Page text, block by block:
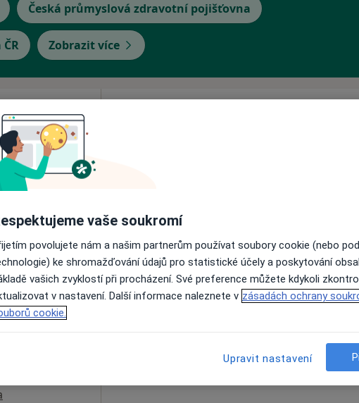
Česká průmyslová zdravotní pojišťovna
Zobrazit více
Petrlík Dnes Zítra Po
10 Srpen
Út
11
Online rezervace termínu není k
vaše soukromí
povolujete nám a našim partnerům používat soubory cookie (nebo
ke shromažďování údajů pro statistické účely a poskytování
vašich zvyklostí při procházení. Své preference můžete kdykoli
v nastavení. Další informace naleznete v zásadách ochrany
cookie.
Upravit nastavení